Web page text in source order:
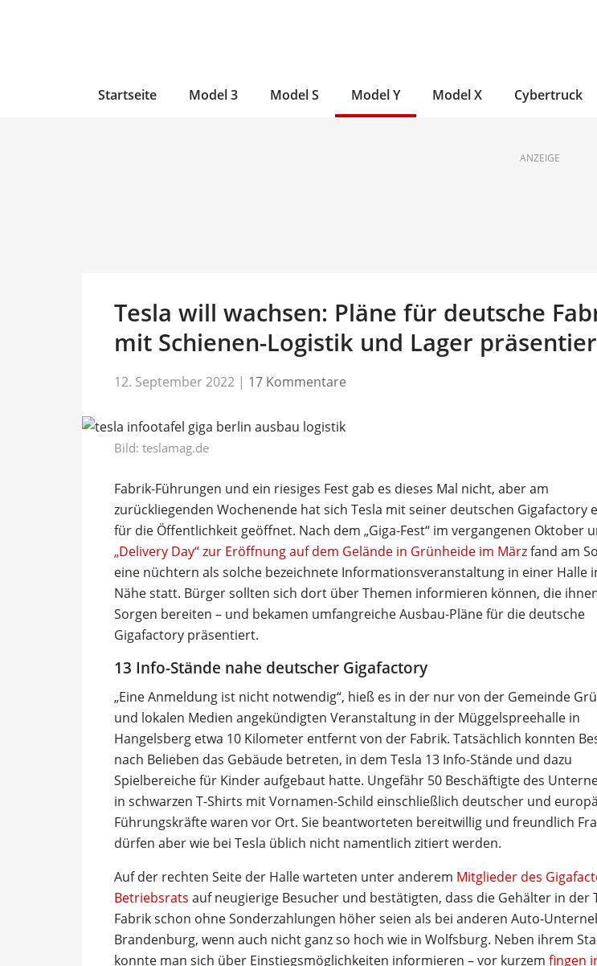
Startseite Model 3 Model S Model Y Model X Cybertruck
ANZEIGE
Tesla will wachsen: Pläne für deutsche
mit Schienen-Logistik und Lager
12. September 2022 | 17 Kommentare
Bild: teslamag.de
Fabrik-Führungen und ein riesiges Fest gab es dieses Mal nicht, aber am
zurückliegenden Wochenende hat sich Tesla mit seiner deutschen Gigafactory
für die Öffentlichkeit geöffnet. Nach dem „Giga-Fest“ im vergangenen Oktober
„Delivery Day“ zur Eröffnung auf dem Gelände in Grünheide im Märzfand am
eine nüchtern als solche bezeichnete Informationsveranstaltung in einer Halle
Nähe statt. Bürger sollten sich dort über Themen informieren können, die
Sorgen bereiten – und bekamen umfangreiche Ausbau-Pläne für die deutsche
Gigafactory präsentiert.
13 Info-Stände nahe deutscher Gigafactory
„Eine Anmeldung ist nicht notwendig“, hieß es in der nur von der Gemeinde
und lokalen Medien angekündigten Veranstaltung in der Müggelspreehalle in
Hangelsberg etwa 10 Kilometer entfernt von der Fabrik. Tatsächlich konnten
nach Belieben das Gebäude betreten, in dem Tesla 13 Info-Stände und dazu
Spielbereiche für Kinder aufgebaut hatte. Ungefähr 50 Beschäftigte des
in schwarzen T-Shirts mit Vornamen-Schild einschließlich deutscher und
Führungskräfte waren vor Ort. Sie beantworteten bereitwillig und freundlich
dürfen aber wie bei Tesla üblich nicht namentlich zitiert werden.
Auf der rechten Seite der Halle warteten unter anderem Mitglieder des
Betriebsrats auf neugierige Besucher und bestätigten, dass die Gehälter in der
Fabrik schon ohne Sonderzahlungen höher seien als bei anderen Auto-
Brandenburg, wenn auch nicht ganz so hoch wie in Wolfsburg. Neben ihrem
konnte man sich über Einstiegsmöglichkeiten informieren – vor kurzem fingen